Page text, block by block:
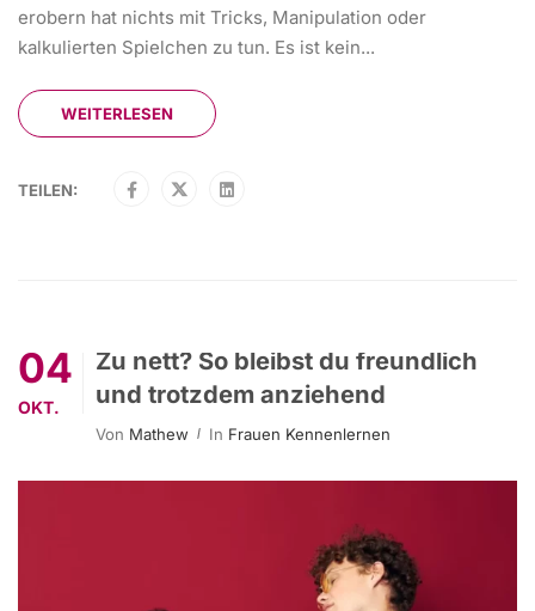
erobern hat nichts mit Tricks, Manipulation oder
kalkulierten Spielchen zu tun. Es ist kein...
WEITERLESEN
TEILEN:
04
OKT.
Zu nett? So bleibst du freundlich
und trotzdem anziehend
Von Mathew In Frauen Kennenlernen